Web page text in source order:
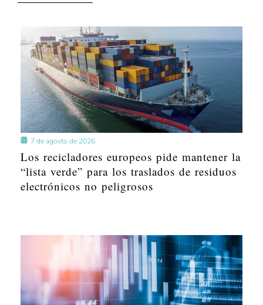
7 de agosto de 2026
Los recicladores europeos pide mantener la
“lista verde” para los traslados de residuos
electrónicos no peligrosos